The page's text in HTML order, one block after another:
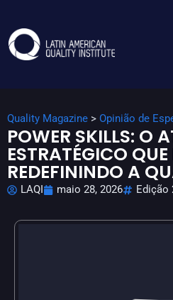
Quality Magazine > Opinião de
POWER SKILLS: O
ESTRATÉGICO
REDEFININDO A
LAQI maio 28, 2026 Edição